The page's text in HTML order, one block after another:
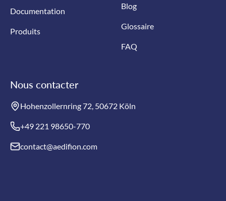
Documentation
Produits
Blog
Glossaire
FAQ
Nous contacter
Hohenzollernring 72, 50672 Köln
+49 221 98650-770
contact@aedifion.com